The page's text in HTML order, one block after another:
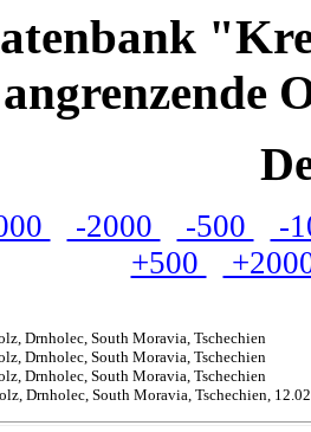
angrenzende
-2000 -500
-
+500
Drnholec, South Moravia, Tschechien
Drnholec, South Moravia, Tschechien
Drnholec, South Moravia, Tschechien
Drnholec, South Moravia, Tschechien,